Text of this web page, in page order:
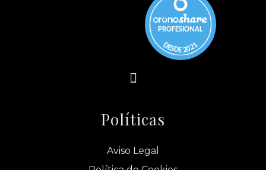
PROFESIONAL
DESDE 2021
Políticas
Aviso Legal